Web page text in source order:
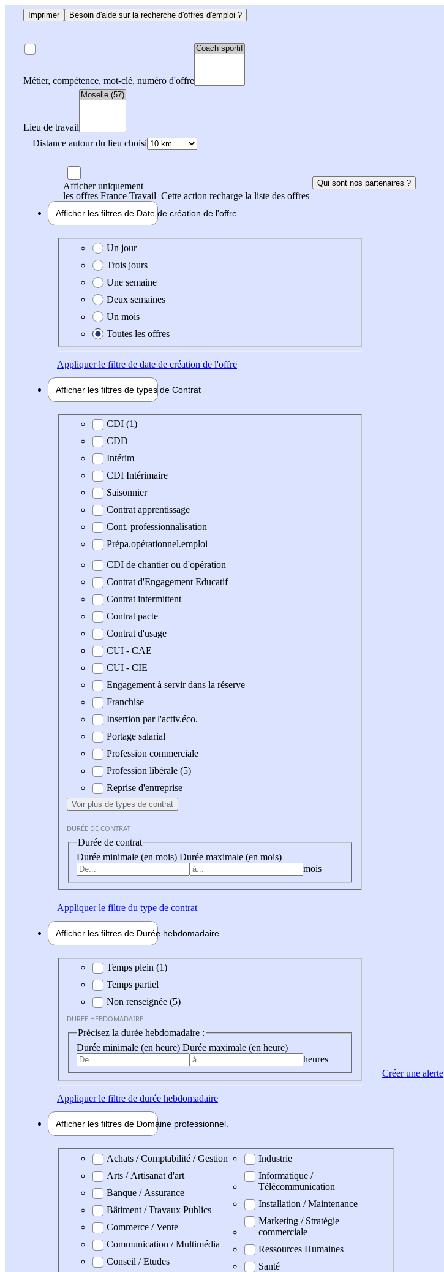
Imprimer Besoin d'aide sur la recherche d'offres d'emploi ?
Métier, compétence, mot-clé, numéro d'offre
Lieu de travail
Distance autour du lieu choisi
Afficher uniquement
les offres France Travail Cette action recharge la liste des offres
Qui sont nos partenaires ?
Afficher les filtres de Date de création de l'offre
Date de création de l'offre
Un jour
Trois jours
Une semaine
Deux semaines
Un mois
Toutes les offres
Appliquerle filtre de date de création de l'offre
Afficher les filtres de types de Contrat
Type de contrat
CDI (1)
CDD
Intérim
CDI Intérimaire
Saisonnier
Contrat apprentissage
Cont. professionnalisation
Prépa.opérationnel.emploi
CDI de chantier ou d'opération
Contrat d'Engagement Educatif
Contrat intermittent
Contrat pacte
Contrat d'usage
CUI - CAE
CUI - CIE
Engagement à servir dans la réserve
Franchise
Insertion par l'activ.éco.
Portage salarial
Profession commerciale
Profession libérale (5)
Reprise d'entreprise
Voir plus de types de contrat
DURÉE DE CONTRAT
Durée de contrat
Durée minimale (en mois) Durée maximale (en mois)
mois
Appliquerle filtre du type de contrat
Afficher les filtres de Durée hebdomadaire
Durée hebdomadaire
Temps plein (1)
Temps partiel
Non renseignée (5)
DURÉE HEBDOMADAIRE
Précisez la durée hebdomadaire :
Durée minimale (en heure) Durée maximale (en heure)
heures
Appliquerle filtre de durée hebdomadaire
Afficher les filtres de Domaine professionnel
Domaine professionel
Achats / Comptabilité / Gestion
Arts / Artisanat d'art
Banque / Assurance
Bâtiment / Travaux Publics
Commerce / Vente
Communication / Multimédia
Conseil / Etudes
Industrie
Informatique /
Télécommunication
Installation / Maintenance
Marketing / Stratégie
commerciale
Ressources Humaines
Santé
Créer une alerte